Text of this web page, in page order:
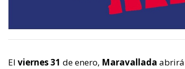
El viernes 31 de enero, Maravallada abrirá